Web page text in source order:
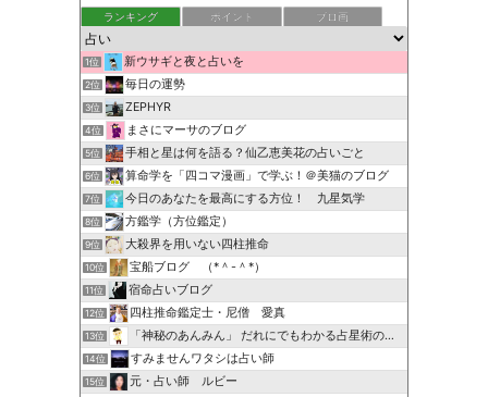
ランキング ポイント ブロ画
1位 新ウサギと夜と占いを
2位 毎日の運勢
3位 ZEPHYR
4位 まさにマーサのブログ
5位 手相と星は何を語る？仙乙恵美花の占いごと
6位 算命学を「四コマ漫画」で学ぶ！＠美猫のブログ
7位 今日のあなたを最高にする方位！ 九星気学
8位 方鑑学（方位鑑定）
9位 大殺界を用いない四柱推命
10位 宝船ブログ （*＾-＾*）
11位 宿命占いブログ
12位 四柱推命鑑定士・尼僧 愛真
13位 「神秘のあんみん」 だれにでもわかる占星術の極意『サビアン…
14位 すみませんワタシは占い師
15位
元・占い師 ルビー